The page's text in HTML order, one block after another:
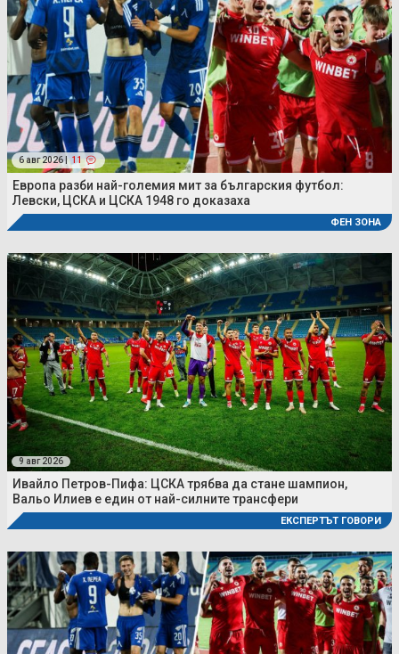
6 авг 2026 | 11
Европа разби най-големия мит за българския футбол:
Левски, ЦСКА и ЦСКА 1948 го доказаха
ФЕН ЗОНА
9 авг 2026
Ивайло Петров-Пифа: ЦСКА трябва да стане шампион,
Вальо Илиев е един от най-силните трансфери
ЕКСПЕРТЪТ ГОВОРИ